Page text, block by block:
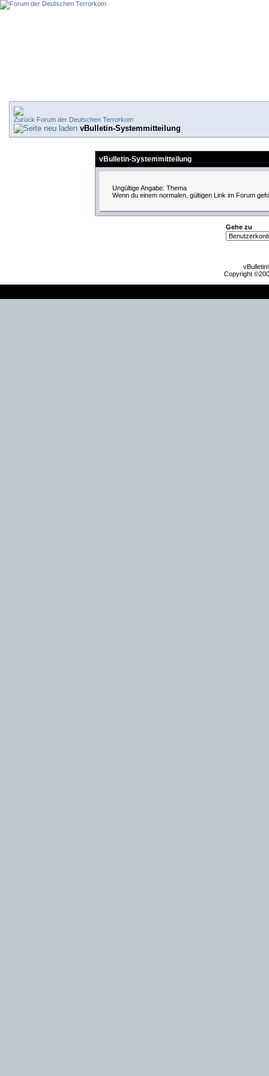
Forum der Deutschen Terrorkom
vBulletin-Systemmitteilung
vBulletin-Systemmitteilung
Ungültige Angabe: Thema
Wenn du einem normalen, gültigen Link im Forum
Gehe zu
Copyright